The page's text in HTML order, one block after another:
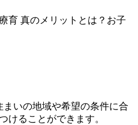
育 真のメリットとは？お子
いの地域や希望の条件に合
けることができます。